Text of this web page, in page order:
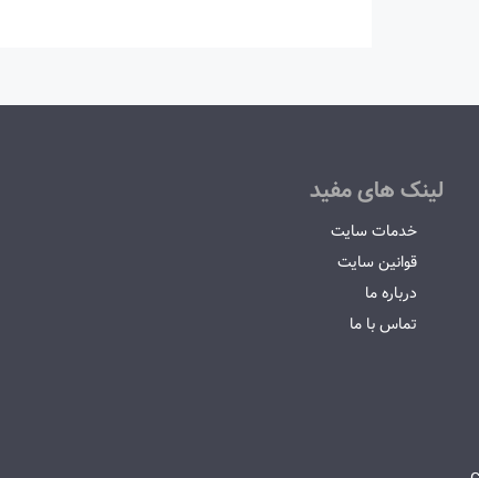
لینک های مفید
خدمات سایت
قوانین سایت
درباره ما
تماس با ما